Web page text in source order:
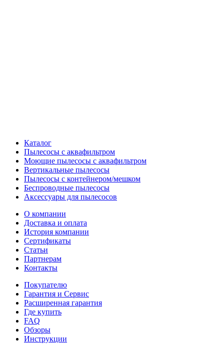
Каталог
Пылесосы с аквафильтром
Моющие пылесосы с аквафильтром
Вертикальные пылесосы
Пылесосы с контейнером/мешком
Беспроводные пылесосы
Аксессуары для пылесосов
О компании
Доставка и оплата
История компании
Сертификаты
Статьи
Партнерам
Контакты
Покупателю
Гарантия и Сервис
Расширенная гарантия
Где купить
FAQ
Обзоры
Инструкции